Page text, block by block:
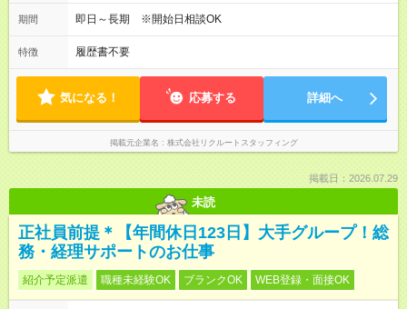
期間 即日～長期 ※開始日相談OK
特徴 履歴書不要
気になる！ 応募する 詳細へ
掲載元企業名 株式会社リクルートスタッフィング
掲載日：2026.07.29
未読
正社員前提＊【年間休日123日】大手グループ！総
務・経理サポートのお仕事
紹介予定派遣 職種未経験OK ブランクOK WEB登録・面接OK